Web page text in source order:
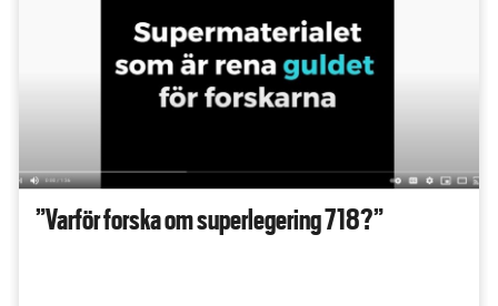
”Varför forska om superlegering 718?”